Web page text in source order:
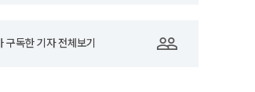
구독한 기자 전체보기